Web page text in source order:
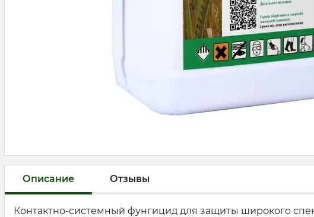
Описание Отзывы
Контактно-системный фунгицид для защиты широкого